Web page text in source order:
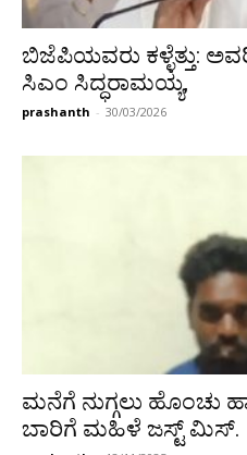
ಬಿಜೆಪಿಯವರು ಕಳ್ಳೆತ್ತು:
ಸಿಎಂ ಸಿದ್ಧರಾಮಯ್ಯ,
prashanth - 30/03/2026
ಮನೆಗೆ ನುಗ್ಗಲು ಹೊಂಚು
ಬಾರಿಗೆ ಮಹಿಳೆ ಜಸ್ಟ್ ಮಿಸ್.